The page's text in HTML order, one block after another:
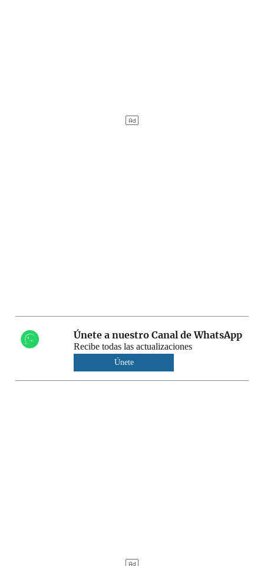
Únete a nuestro Canal de WhatsApp
Recibe todas las actualizaciones
Únete